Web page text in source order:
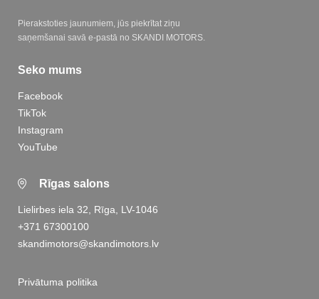
Pierakstoties jaunumiem, jūs piekrītat ziņu
saņemšanai savā e-pastā no SKANDI MOTORS.
Seko mums
Facebook
TikTok
Instagram
YouTube
Rīgas salons
Lielirbes iela 32, Rīga, LV-1046
+371 67300100
skandimotors@skandimotors.lv
Privātuma politika